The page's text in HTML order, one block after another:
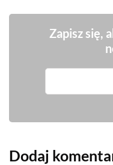
Zapisz się,
Dodaj